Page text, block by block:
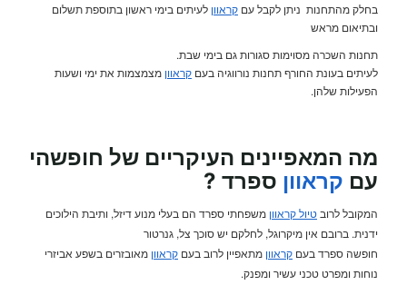
בחלק מהתחנות ניתן לקבל עם קראוון לעיתים בימי ראשון בתוספת תשלום
ובתיאום מראש
תחנות השכרה מסוימות סגורות גם בימי שבת.
לעיתים בעונת החורף תחנות נורווגיה בעם קראוון מצמצמות את ימי ושעות
הפעילות שלהן.
מה המאפיינים העיקריים של חופשהי
עם קראוון ספרד ?
המקובל לרובטיול קראוון משפחתי ספרד הם בעלי מנוע דיזל, ותיבת הילוכים
ידנית. ברובם אין מיקרוגל, לחלקם יש סוכך צל, גנרטור
חופשה ספרד בעם קראוון מתאפיין לרוב בעם קראוון מאובזרים בשפע אביזרי
נוחות ומפרט טכני עשיר ומפנק.